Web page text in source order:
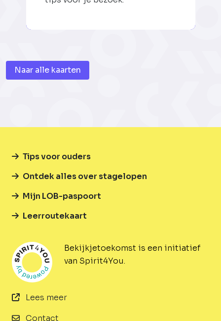
Naar alle kaarten
Bekijkjetoekomst is een initiatief
van Spirit4You.
Lees meer
Contact
Tips voor ouders
Ontdek alles over stagelopen
Mijn LOB-paspoort
Leerroutekaart